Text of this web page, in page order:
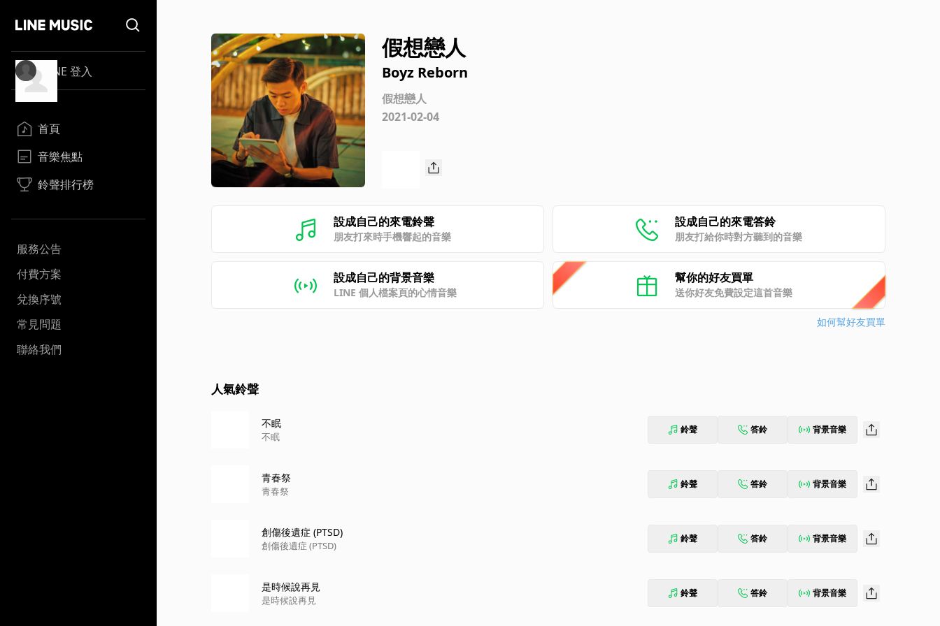
LINE 登入
首頁
音樂焦點
鈴聲排行榜
服務公告
付費方案
兌換序號
常見問題
聯絡我們
假想戀人
Boyz Reborn
假想戀人
2021-02-04
設成自己的來電鈴聲
朋友打來時手機響起的音樂
設成自己的來電答鈴
朋友打給你時對方聽到的音樂
設成自己的背景音樂
LINE 個人檔案頁的心情音樂
幫你的好友買單
送你好友免費設定這首音樂
如何幫好友買單
人氣鈴聲
不眠
不眠
鈴聲 答鈴 背景音樂
青春祭
青春祭
鈴聲 答鈴 背景音樂
創傷後遺症 (PTSD)
創傷後遺症 (PTSD)
鈴聲 答鈴 背景音樂
是時候說再見
是時候說再見
鈴聲 答鈴 背景音樂